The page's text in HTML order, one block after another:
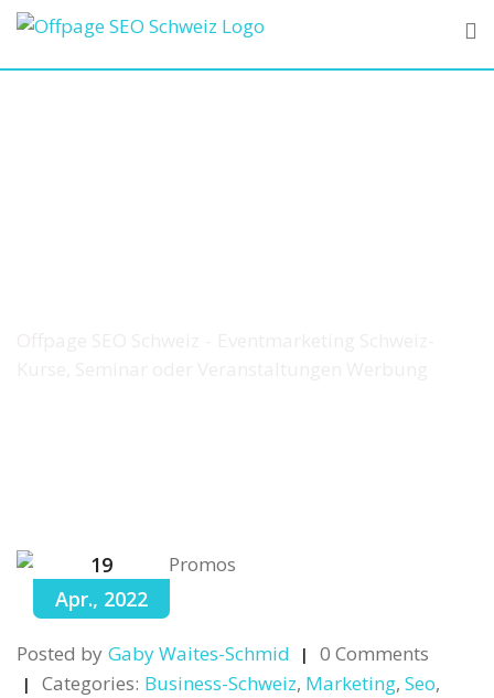
Skip
content
19
Apr., 2022
Posted by Gaby Waites-Schmid
0 Comments
Categories: Business-Schweiz, Marketing, Seo,